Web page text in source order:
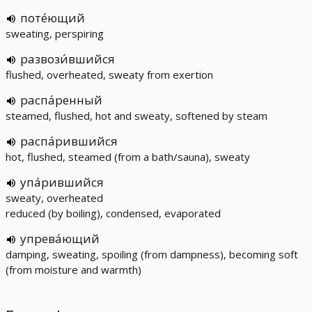
поте́ющий
sweating, perspiring
развози́вшийся
flushed, overheated, sweaty from exertion
распа́ренный
steamed, flushed, hot and sweaty, softened by steam
распа́рившийся
hot, flushed, steamed (from a bath/sauna), sweaty
упа́рившийся
sweaty, overheated
reduced (by boiling), condensed, evaporated
упрева́ющий
damping, sweating, spoiling (from dampness), becoming soft
(from moisture and warmth)